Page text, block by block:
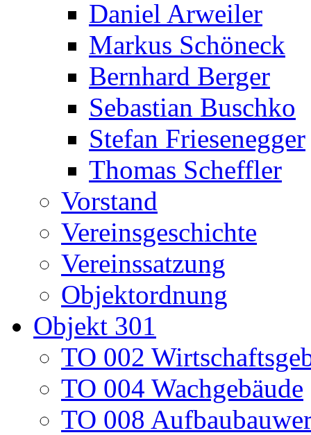
Daniel Arweiler
Markus Schöneck
Bernhard Berger
Sebastian Buschko
Stefan Friesenegger
Thomas Scheffler
Vorstand
Vereinsgeschichte
Vereinssatzung
Objektordnung
Objekt 301
TO 002
TO 004 Wachgebäude
TO 008